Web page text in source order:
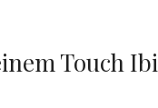
Touch